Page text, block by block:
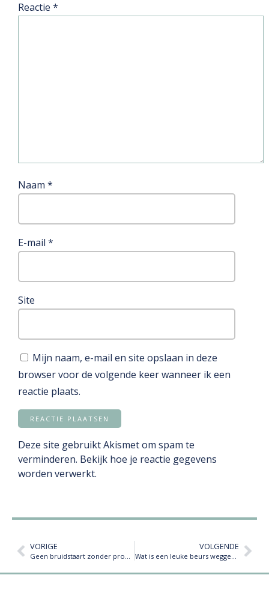
Reactie *
Naam *
E-mail *
Site
Mijn naam, e-mail en site opslaan in deze
browser voor de volgende keer wanneer ik een
reactie plaats.
Deze site gebruikt Akismet om spam te
verminderen. Bekijk hoe je reactie gegevens
worden verwerkt.
VORIGE
Geen bruidstaart zonder proeven | Alles over onze luxe taartproeverij
VOLGENDE
Wat is een leuke beurs weggever? Kies voor een eetbaar cadeau!